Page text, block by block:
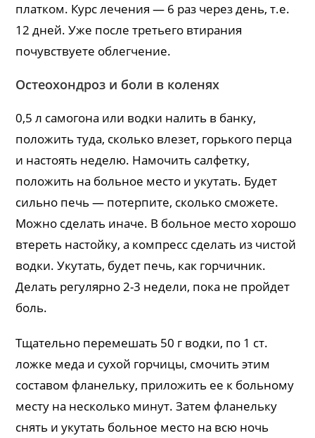
платком. Курс лечения — 6 раз через день, т.е.
12 дней. Уже после третьего втирания
почувствуете облегчение.
Остеохондроз и боли в коленях
0,5 л самогона или водки налить в банку,
положить туда, сколько влезет, горького перца
и настоять неделю. Намочить салфетку,
положить на больное место и укутать. Будет
сильно печь — потерпите, сколько сможете.
Можно сделать иначе. В больное место хорошо
втереть настойку, а компресс сделать из чистой
водки. Укутать, будет печь, как горчичник.
Делать регулярно 2-3 недели, пока не пройдет
боль.
Тщательно перемешать 50 г водки, по 1 ст.
ложке меда и сухой горчицы, смочить этим
составом фланельку, приложить ее к больному
месту на несколько минут. Затем фланельку
снять и укутать больное место на всю ночь